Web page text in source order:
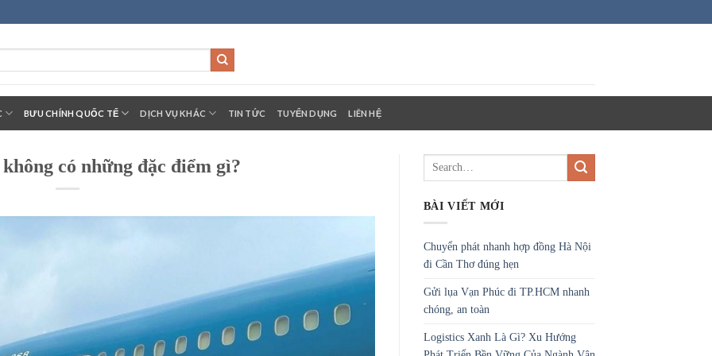
BƯU CHÍNH QUỐC TẾ DỊCH VỤ KHÁC TIN TỨC TUYỂN DỤNG LIÊN HỆ
có những đặc điểm gì?
BÀI VIẾT MỚI
Chuyển phát nhanh hợp đồng Hà Nội
đi Cần Thơ đúng hẹn
Gửi lụa Vạn Phúc đi TP.HCM nhanh
chóng, an toàn
Logistics Xanh Là Gì? Xu Hướng